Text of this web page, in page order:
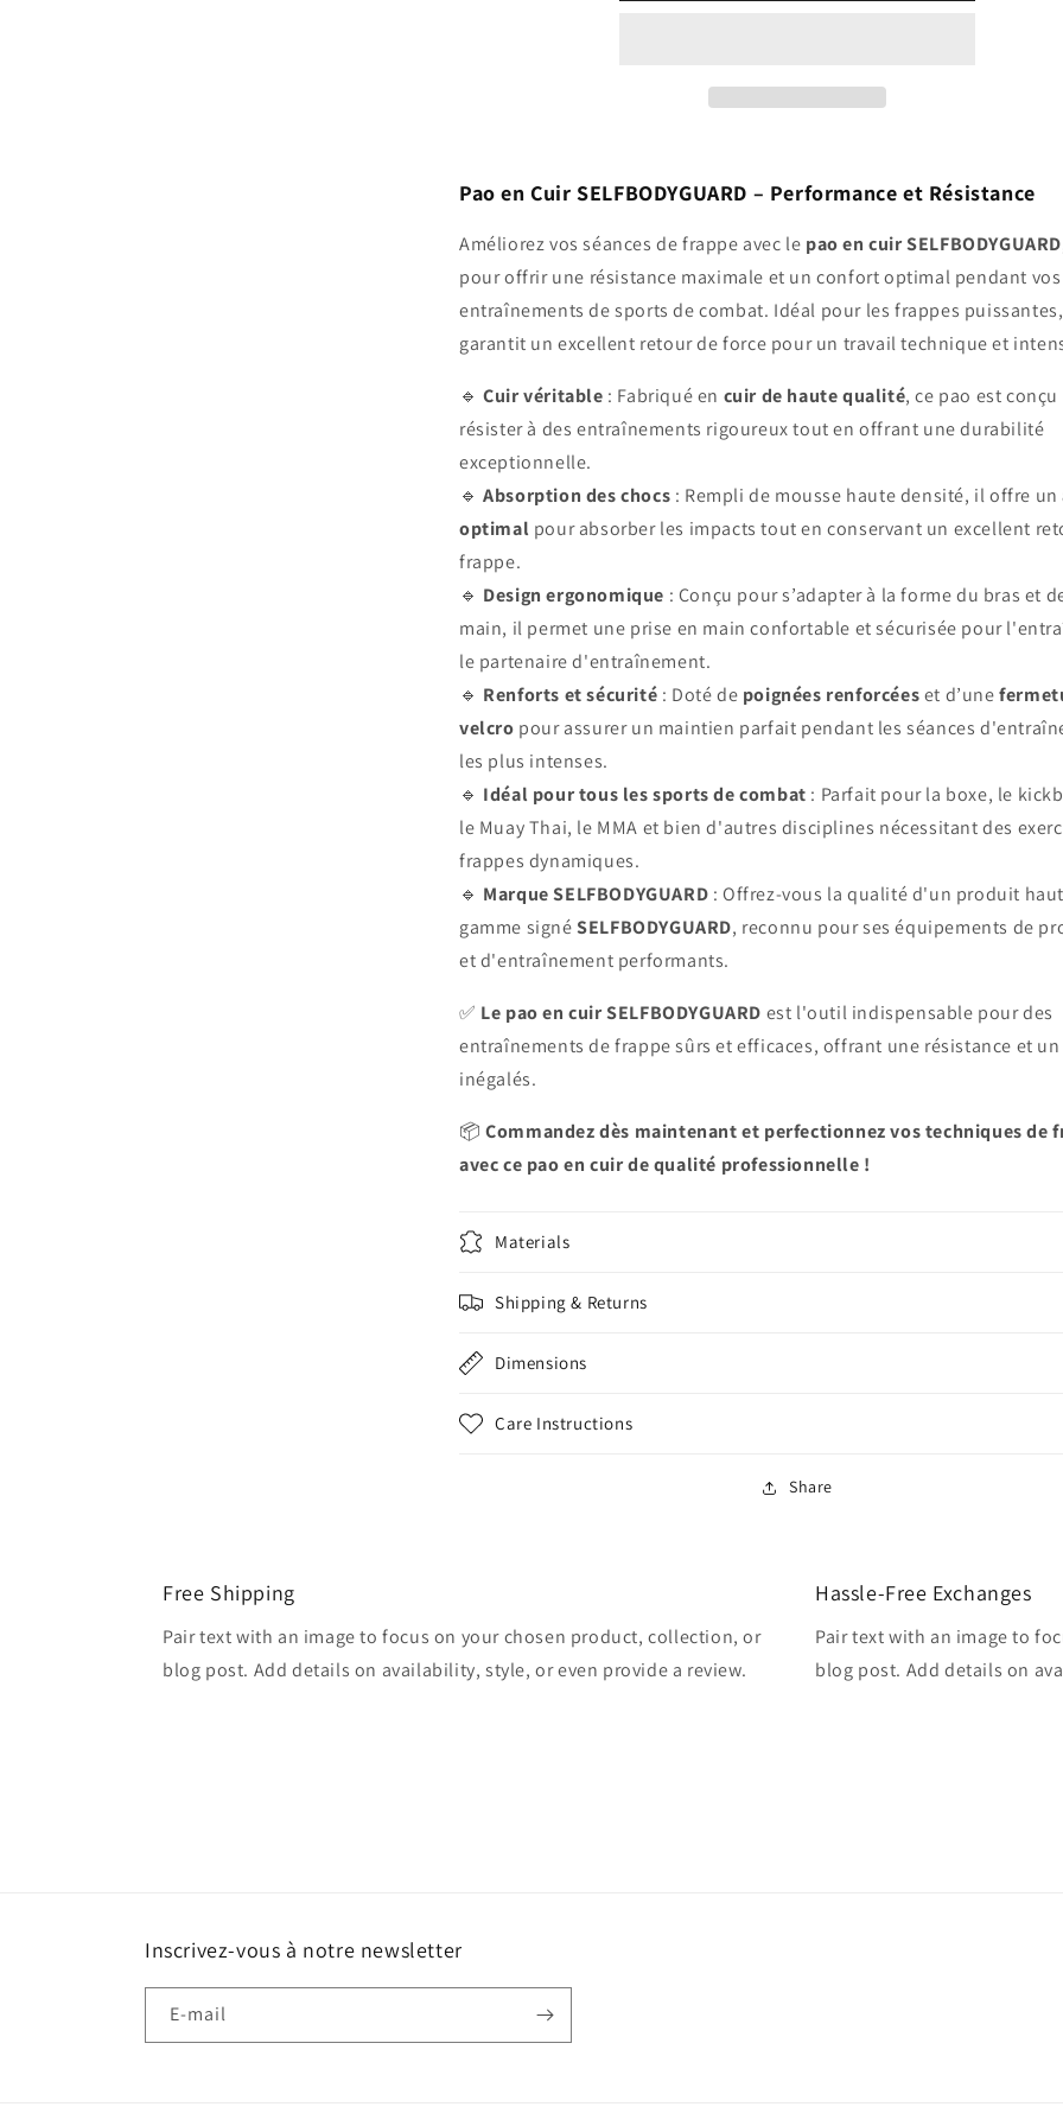
Pao en Cuir SELFBODYGUARD – Performance et Résistance
Améliorez vos séances de frappe avec le pao en cuir SELFBODYGUARD
pour offrir une résistance maximale et un confort optimal pendant vos
entraînements de sports de combat. Idéal pour les frappes
garantit un excellent retour de force pour un travail technique et
🔹Cuir véritable : Fabriqué en cuir de haute qualité, ce pao est
résister à des entraînements rigoureux tout en offrant une durabilité
exceptionnelle.
🔹Absorption des chocs : Rempli de mousse haute densité, il offre un
optimal pour absorber les impacts tout en conservant un excellent
frappe.
🔹 Design ergonomique : Conçu pour s’adapter à la forme du bras et
main, il permet une prise en main confortable et sécurisée pour
le partenaire d'entraînement.
🔹 Renforts et sécurité : Doté de poignées renforcéeset d’une
velcro pour assurer un maintien parfait pendant les séances
les plus intenses.
🔹 Idéal pour tous les sports de combat : Parfait pour la boxe, le
le Muay Thai, le MMA et bien d'autres disciplines nécessitant des
frappes dynamiques.
🔹 Marque SELFBODYGUARD : Offrez-vous la qualité d'un produit
gamme signéSELFBODYGUARD, reconnu pour ses équipements de
et d'entraînement performants.
✅ Le pao en cuir SELFBODYGUARD est l'outil indispensable pour des
entraînements de frappe sûrs et efficaces, offrant une résistance et
inégalés.
📦Commandez dès maintenant et perfectionnez vos techniques de
avec ce pao en cuir de qualité professionnelle !
Materials
Shipping & Returns
Dimensions
Care Instructions
Share
Free Shipping
Pair text with an image to focus on your chosen product, collection, or
blog post. Add details on availability, style, or even provide a review.
Hassle-Free Exchanges
Pair text with an image to
blog post. Add details on
Inscrivez-vous à notre newsletter
E-mail